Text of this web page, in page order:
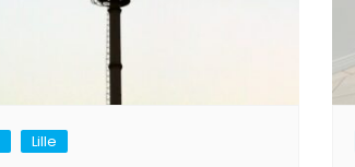
Lille